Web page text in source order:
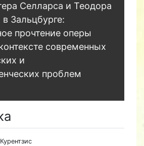
Селларса и Теодора
в Зальцбурге:
прочтение оперы
современных
и
проблем